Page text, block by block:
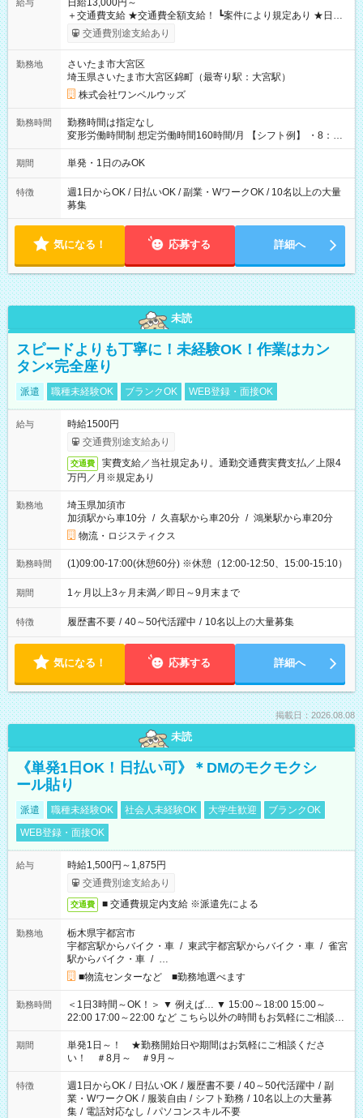
給与
日給13,000円～
＋交通費支給 ★交通費全額支給！ ┗案件により規定あり ★日払
いOK！（規定あり） ┗働いたその日に現金GET♪ お仕事後はコ
ンビニATMから 日払い分を引き落とせます！ 【試用期間】試
交通費別途支給あり
勤務地
さいたま市大宮区
埼玉県さいたま市大宮区錦町（最寄り駅：大宮駅）
株式会社ワンベルウッズ
勤務時間
勤務時間は指定なし
変形労働時間制 想定労働時間160時間/月 【シフト例】 ・8：00
～21：00
期間 単発・1日のみOK
特徴
週1日からOK / 日払いOK / 副業・WワークOK / 10名以上の大量
募集
気になる！ 応募する 詳細へ
未読
スピードよりも丁寧に！未経験OK！作業はカン
タン×完全座り
派遣 職種未経験OK ブランクOK WEB登録・面接OK
給与
時給1500円
交通費別途支給あり
交通費
実費支給／当社規定あり。通勤交通費実費支払／上限4
万円／月※規定あり
勤務地
埼玉県加須市
加須駅から車10分 / 久喜駅から車20分 / 鴻巣駅から車20分
物流・ロジスティクス
勤務時間 (1)09:00-17:00(休憩60分) ※休憩（12:00-12:50、15:00-15:10）
期間 1ヶ月以上3ヶ月未満／即日～9月末まで
特徴 履歴書不要 / 40～50代活躍中 / 10名以上の大量募集
気になる！ 応募する 詳細へ
掲載日：2026.08.08
未読
《単発1日OK！日払い可》＊DMのモクモクシ
ール貼り
派遣 職種未経験OK 社会人未経験OK 大学生歓迎
ブランクOK
WEB登録・面接OK
給与
時給1,500円～1,875円
交通費別途支給あり
交通費 ■ 交通費規定内支給 ※派遣先による
勤務地
栃木県宇都宮市
宇都宮駅からバイク・車 / 東武宇都宮駅からバイク・車 / 雀宮
駅からバイク・車 / …
■物流センターなど ■勤務地選べます
勤務時間
＜1日3時間～OK！＞ ▼ 例えば… ▼ 15:00～18:00 15:00～
22:00 17:00～22:00 など こちら以外の時間もお気軽にご相談く
ださい！
期間
単発1日～！ ★勤務開始日や期間はお気軽にご相談くださ
い！ ＃8月～ ＃9月～
特徴 週1日からOK / 日払いOK / 履歴書不要 / 40～50代活躍中 / 副
業・WワークOK / 服装自由 / シフト勤務 / 10名以上の大量募
集 / 電話対応なし / パソコンスキル不要